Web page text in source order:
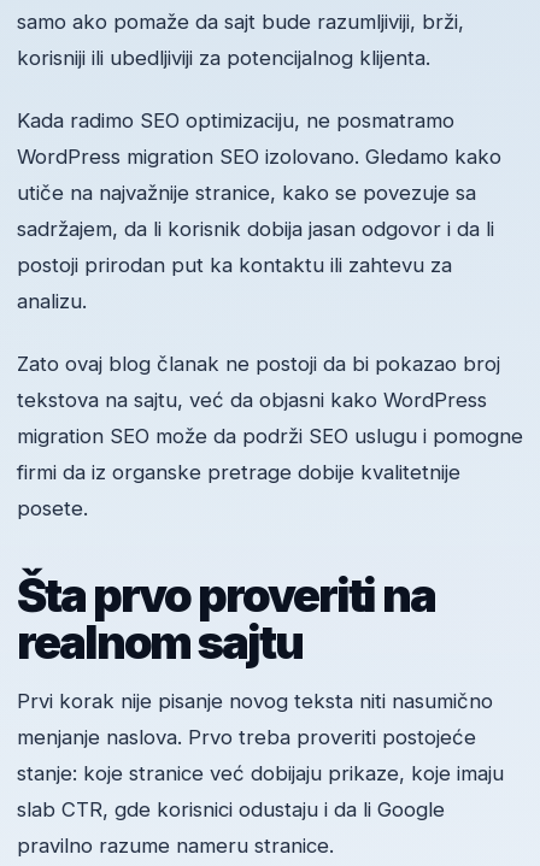
samo ako pomaže da sajt bude razumljiviji, brži,
korisniji ili ubedljiviji za potencijalnog klijenta.
Kada radimo SEO optimizaciju, ne posmatramo
WordPress migration SEO izolovano. Gledamo kako
utiče na najvažnije stranice, kako se povezuje sa
sadržajem, da li korisnik dobija jasan odgovor i da li
postoji prirodan put ka kontaktu ili zahtevu za
analizu.
Zato ovaj blog članak ne postoji da bi pokazao broj
tekstova na sajtu, već da objasni kako WordPress
migration SEO može da podrži SEO uslugu i pomogne
firmi da iz organske pretrage dobije kvalitetnije
posete.
Šta prvo proveriti na
realnom sajtu
Prvi korak nije pisanje novog teksta niti nasumično
menjanje naslova. Prvo treba proveriti postojeće
stanje: koje stranice već dobijaju prikaze, koje imaju
slab CTR, gde korisnici odustaju i da li Google
pravilno razume nameru stranice.